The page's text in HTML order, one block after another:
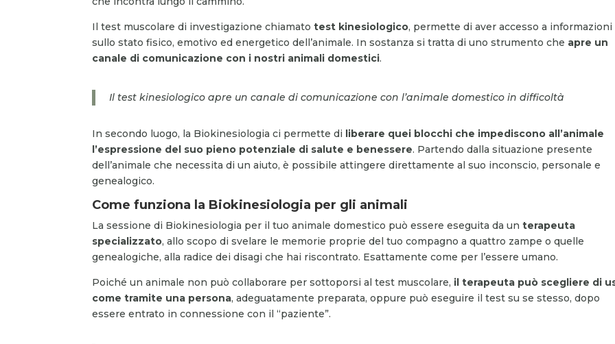
Il test muscolare di investigazione chiamatotest kinesiologico, permette di aver accesso a informazioni
sullo stato fisico, emotivo ed energetico dell’animale. In sostanza si tratta di uno strumento che apre un
canale di comunicazione con i nostri animali domestici.
Il test kinesiologico apre un canale di comunicazione con l’animale domestico in difficoltà
In secondo luogo, la Biokinesiologia ci permette di liberare quei blocchi che impediscono all’animale
l’espressione del suo pieno potenziale di salute e benessere. Partendo dalla situazione presente
dell’animale che necessita di un aiuto, è possibile attingere direttamente al suo inconscio, personale e
genealogico.
Come funziona la Biokinesiologia per gli animali
La sessione di Biokinesiologia per il tuo animale domestico può essere eseguita da unterapeuta
specializzato, allo scopo di svelare le memorie proprie del tuo compagno a quattro zampe o quelle
genealogiche, alla radice dei disagi che hai riscontrato. Esattamente come per l’essere umano.
Poiché un animale non può collaborare per sottoporsi al test muscolare, il terapeuta può scegliere di
come tramite una persona, adeguatamente preparata, oppure può eseguire il test su se stesso, dopo
essere entrato in connessione con il “paziente”.